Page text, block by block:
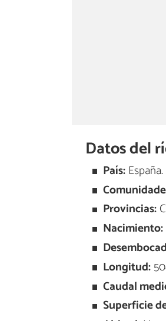
Datos del
País:España.
Provincias:
Nacimiento:
Longitud:
Caudal
Superficie